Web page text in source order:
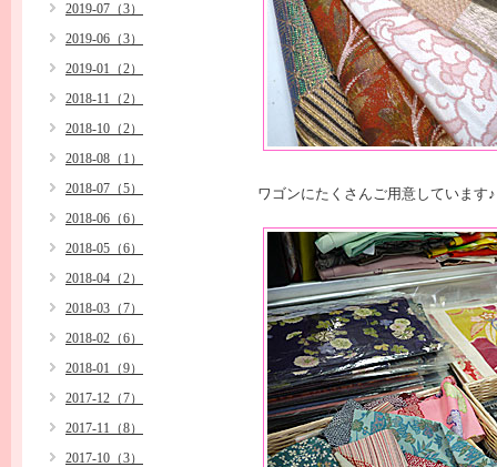
ワゴンにたくさんご用意しています♪
2019-07（3）
2019-06（3）
2019-01（2）
2018-11（2）
2018-10（2）
2018-08（1）
2018-07（5）
2018-06（6）
2018-05（6）
2018-04（2）
2018-03（7）
2018-02（6）
2018-01（9）
2017-12（7）
2017-11（8）
2017-10（3）